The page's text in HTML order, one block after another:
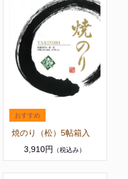
焼のり（松）5帖箱入
3,910円
（税込み）